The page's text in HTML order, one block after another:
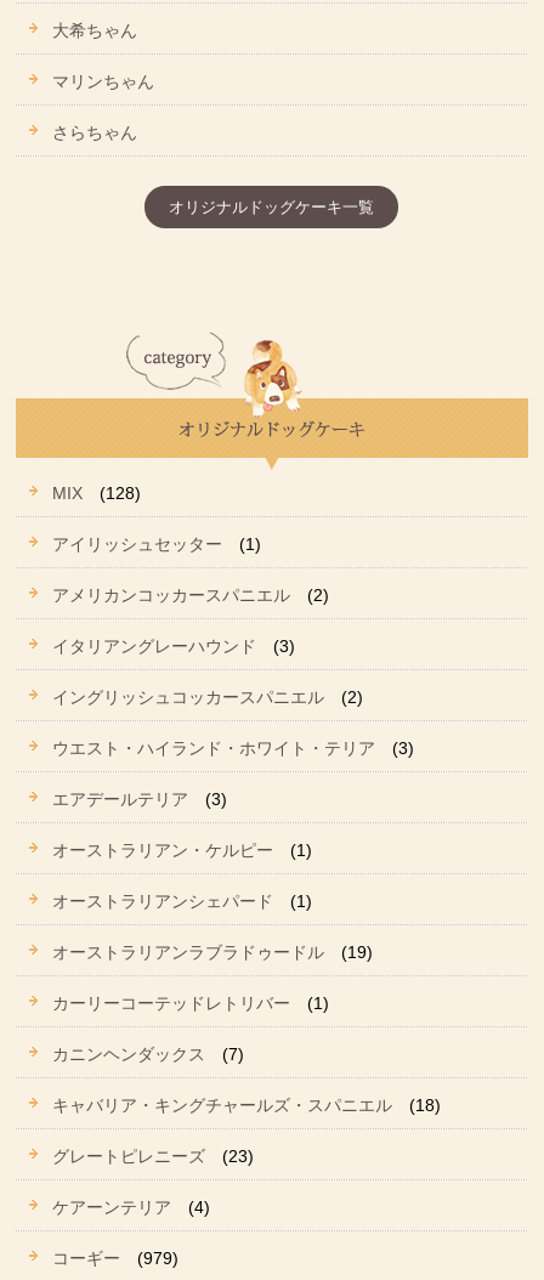
大希ちゃん
マリンちゃん
さらちゃん
オリジナルドッグケーキ一覧
MIX (128)
アイリッシュセッター (1)
アメリカンコッカースパニエル (2)
イタリアングレーハウンド (3)
イングリッシュコッカースパニエル (2)
ウエスト・ハイランド・ホワイト・テリア (3)
エアデールテリア (3)
オーストラリアン・ケルピー (1)
オーストラリアンシェパード (1)
オーストラリアンラブラドゥードル (19)
カーリーコーテッドレトリバー (1)
カニンヘンダックス (7)
キャバリア・キングチャールズ・スパニエル (18)
グレートピレニーズ (23)
ケアーンテリア (4)
コーギー (979)